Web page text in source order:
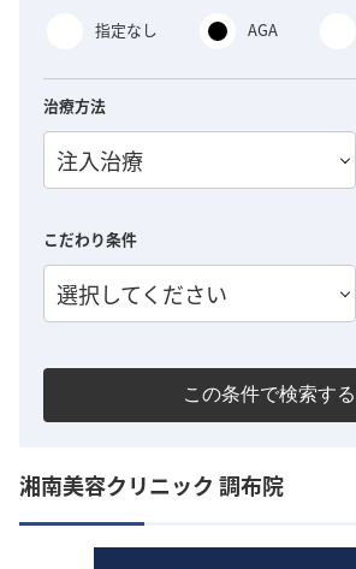
指定なし AGA
治療方法
注入治療
こだわり条件
選択してください
この条件で検索する
湘南美容クリニック 調布院